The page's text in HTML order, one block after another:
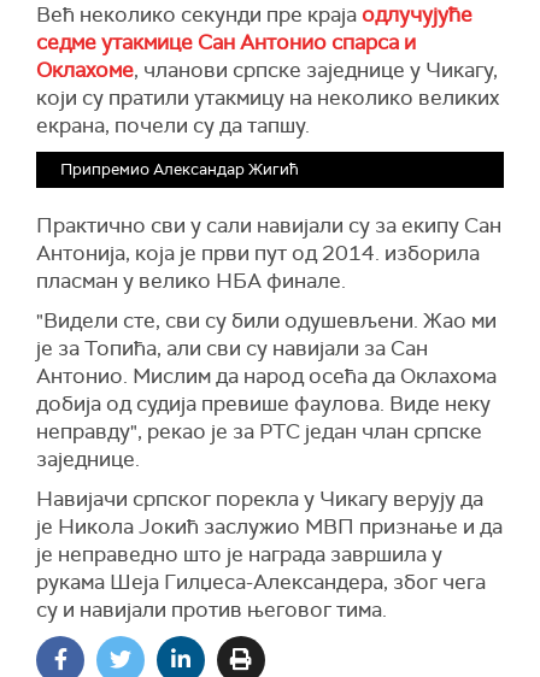
Већ неколико секунди пре краја одлучујуће
седме утакмице Сан Антонио спарса и
Оклахоме, чланови српске заједнице у Чикагу,
који су пратили утакмицу на неколико великих
екрана, почели су да тапшу.
Припремио Александар Жигић
Практично сви у сали навијали су за екипу Сан
Антонија, која је први пут од 2014. изборила
пласман у велико НБА финале.
"Видели сте, сви су били одушевљени. Жао ми
је за Топића, али сви су навијали за Сан
Антонио. Мислим да народ осећа да Оклахома
добија од судија превише фаулова. Виде неку
неправду", рекао је за РТС један члан српске
заједнице.
Навијачи српског порекла у Чикагу верују да
је Никола Јокић заслужио МВП признање и да
је неправедно што је награда завршила у
рукама Шеја Гилџеса-Александера, због чега
су и навијали против његовог тима.